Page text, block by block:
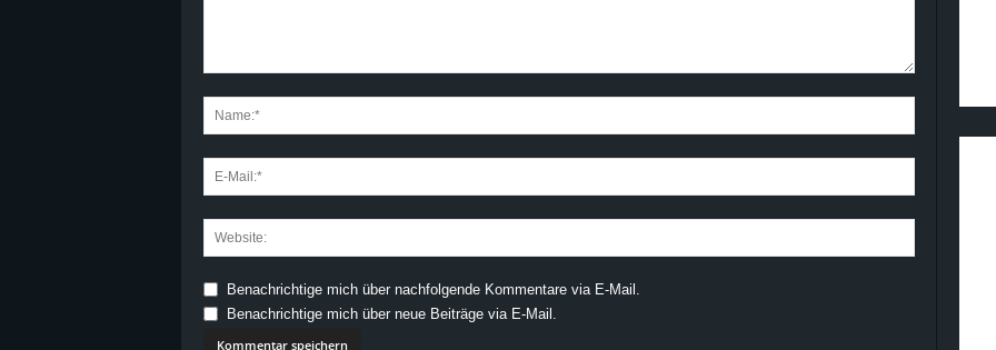
Benachrichtige mich über nachfolgende Kommentare via E-Mail.
Benachrichtige mich über neue Beiträge via E-Mail.